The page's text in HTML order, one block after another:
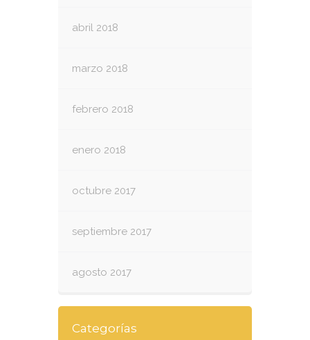
abril 2018
marzo 2018
febrero 2018
enero 2018
octubre 2017
septiembre 2017
agosto 2017
Categorías